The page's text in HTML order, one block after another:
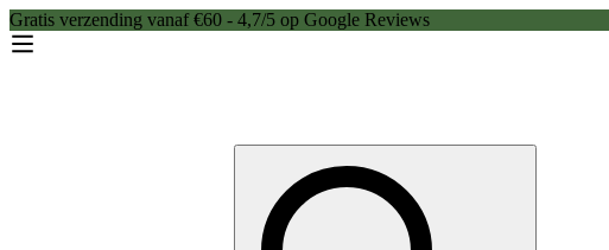
Gratis verzending vanaf €60 - 4,7/5 op Google Reviews